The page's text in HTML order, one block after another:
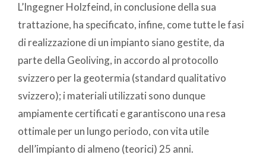
L’Ingegner Holzfeind, in conclusione della sua
trattazione, ha specificato, infine, come tutte le fasi
di realizzazione di un impianto siano gestite, da
parte della Geoliving, in accordo al protocollo
svizzero per la geotermia (standard qualitativo
svizzero); i materiali utilizzati sono dunque
ampiamente certificati e garantiscono una resa
ottimale per un lungo periodo, con vita utile
dell’impianto di almeno (teorici) 25 anni.